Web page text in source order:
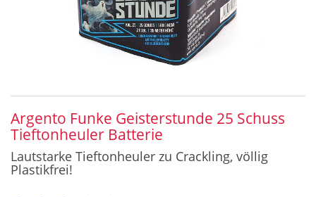
Argento Funke Geisterstunde 25 Schuss
Tieftonheuler Batterie
Lautstarke Tieftonheuler zu Crackling, völlig
Plastikfrei!